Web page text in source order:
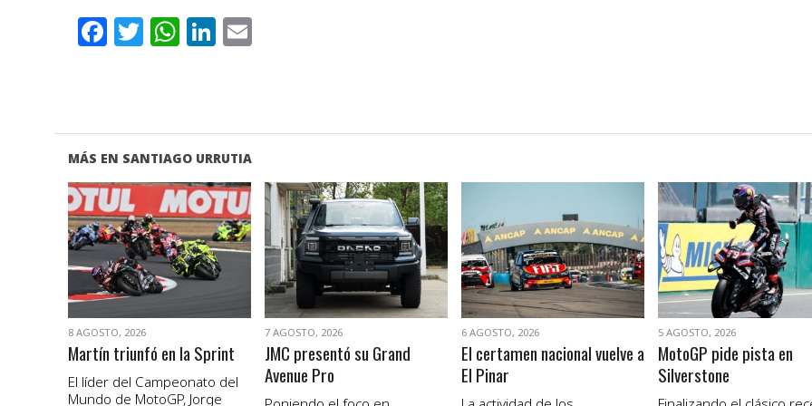
Facebook
Twitter
WhatsApp
LinkedIn
MÁS EN SANTIAGO URRUTIA
VER NOTA
8 AGOSTO, 2026
Martín triunfó en la Sprint
El líder del Campeonato del
Mundo de MotoGP, Jorge
VER NOTA
7 AGOSTO, 2026
JMC presentó su Grand
Avenue Pro
VER NOTA
6 AGOSTO, 2026
El certamen nacional vuelve a
El Pinar
VER NOTA
5 AGOSTO, 2026
MotoGP pide pista en
Silverstone